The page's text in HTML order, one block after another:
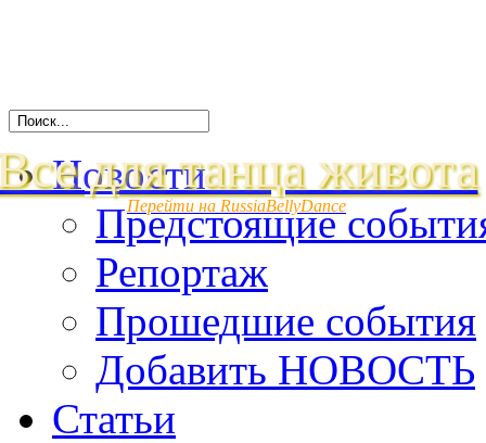
для танца живота
Перейти на RussiaBellyDance
Новости
Предстоящие
Репортаж
Прошедшие события
Добавить НОВОСТЬ
Статьи